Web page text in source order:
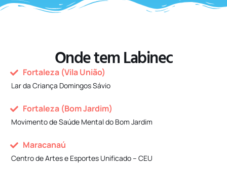
Onde tem Labinec
Fortaleza (Vila União)
Lar da Criança Domingos Sávio
Fortaleza (Bom Jardim)
Movimento de Saúde Mental do Bom Jardim
Maracanaú
Centro de Artes e Esportes Unificado – CEU